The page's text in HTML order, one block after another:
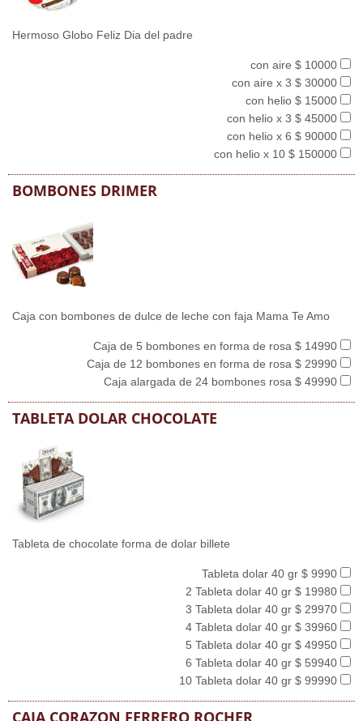
Hermoso Globo Feliz Dia del padre
con aire $ 10000
con aire x 3 $ 30000
con helio $ 15000
con helio x 3 $ 45000
con helio x 6 $ 90000
con helio x 10 $ 150000
BOMBONES DRIMER
Caja con bombones de dulce de leche con faja Mama Te Amo
Caja de 5 bombones en forma de rosa $ 14990
Caja de 12 bombones en forma de rosa $ 29990
Caja alargada de 24 bombones rosa $ 49990
TABLETA DOLAR CHOCOLATE
Tableta de chocolate forma de dolar billete
Tableta dolar 40 gr $ 9990
2 Tableta dolar 40 gr $ 19980
3 Tableta dolar 40 gr $ 29970
4 Tableta dolar 40 gr $ 39960
5 Tableta dolar 40 gr $ 49950
6 Tableta dolar 40 gr $ 59940
10 Tableta dolar 40 gr $ 99990
CAJA CORAZON FERRERO ROCHER